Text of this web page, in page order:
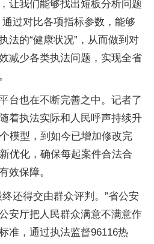
让我们能够找出短板分析问题
过对比各项指标参数，能够
法的“健康状况”，从而做到对
减少各类执法问题，实现全省
台也在不断完善之中。记者了
着执法实际和人民呼声持续升
模型，到如今已增加修改完
优化，确保每起案件合法合
效保障。
还得交由群众评判。”省公安
安厅把人民群众满意不满意作
准，通过执法监督96116热